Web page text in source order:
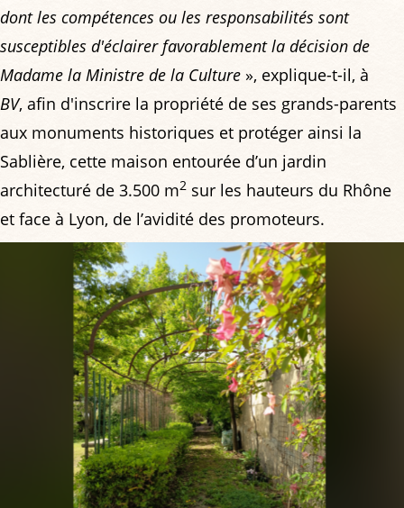
dont les compétences ou les responsabilités sont
susceptibles d'éclairer favorablement la décision de
Madame la Ministre de la Culture », explique-t-il, à
BV, afin d'inscrire la propriété de ses grands-parents
aux monuments historiques et protéger ainsi la
Sablière, cette maison entourée d’un jardin
architecturé de 3.500 m2 sur les hauteurs du Rhône
et face à Lyon, de l’avidité des promoteurs.